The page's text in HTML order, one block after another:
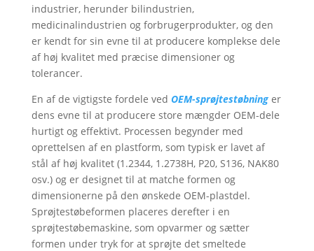
industrier, herunder bilindustrien,
medicinalindustrien og forbrugerprodukter, og den
er kendt for sin evne til at producere komplekse dele
af høj kvalitet med præcise dimensioner og
tolerancer.
En af de vigtigste fordele ved OEM-sprøjtestøbninger
dens evne til at producere store mængder OEM-dele
hurtigt og effektivt. Processen begynder med
oprettelsen af en plastform, som typisk er lavet af
stål af høj kvalitet (1.2344, 1.2738H, P20, S136, NAK80
osv.) og er designet til at matche formen og
dimensionerne på den ønskede OEM-plastdel.
Sprøjtestøbeformen placeres derefter i en
sprøjtestøbemaskine, som opvarmer og sætter
formen under tryk for at sprøjte det smeltede